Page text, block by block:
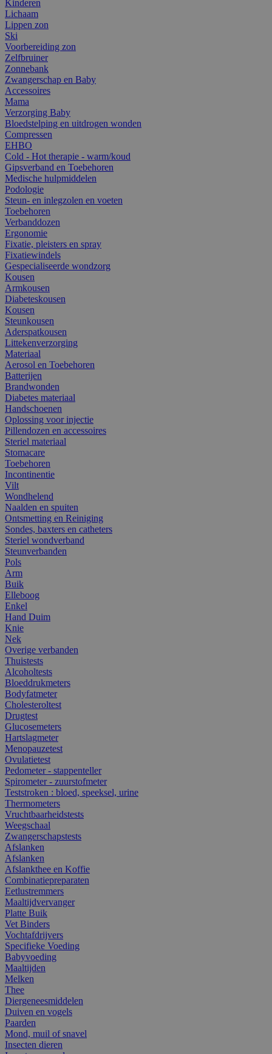
Kinderen
Lichaam
Lippen zon
Ski
Voorbereiding zon
Zelfbruiner
Zonnebank
Zwangerschap en Baby
Accessoires
Mama
Verzorging Baby
Bloedstelping en uitdrogen wonden
Compressen
EHBO
Cold - Hot therapie - warm/koud
Gipsverband en Toebehoren
Medische hulpmiddelen
Podologie
Steun- en inlegzolen en voeten
Toebehoren
Verbanddozen
Ergonomie
Fixatie, pleisters en spray
Fixatiewindels
Gespecialiseerde wondzorg
Kousen
Armkousen
Diabeteskousen
Kousen
Steunkousen
Aderspatkousen
Littekenverzorging
Materiaal
Aerosol en Toebehoren
Batterijen
Brandwonden
Diabetes materiaal
Handschoenen
Oplossing voor injectie
Pillendozen en accessoires
Steriel materiaal
Stomacare
Toebehoren
Incontinentie
Vilt
Wondhelend
Naalden en spuiten
Ontsmetting en Reiniging
Sondes, baxters en catheters
Steriel wondverband
Steunverbanden
Pols
Arm
Buik
Elleboog
Enkel
Hand Duim
Knie
Nek
Overige verbanden
Thuistests
Alcoholtests
Bloeddrukmeters
Bodyfatmeter
Cholesteroltest
Drugtest
Glucosemeters
Hartslagmeter
Menopauzetest
Ovulatietest
Pedometer - stappenteller
Spirometer - zuurstofmeter
Teststroken : bloed, speeksel, urine
Thermometers
Vruchtbaarheidstests
Weegschaal
Zwangerschapstests
Afslanken
Afslanken
Afslankthee en Koffie
Combinatiepreparaten
Eetlustremmers
Maaltijdvervanger
Platte Buik
Vet Binders
Vochtafdrijvers
Specifieke Voeding
Babyvoeding
Maaltijden
Melken
Thee
Diergeneesmiddelen
Duiven en vogels
Paarden
Mond, muil of snavel
Insecten dieren